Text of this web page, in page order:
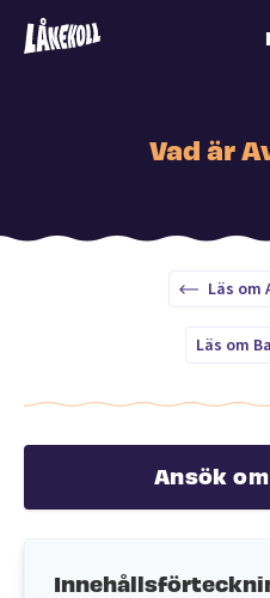
Vad är
Läs om
Läs om
Ansök